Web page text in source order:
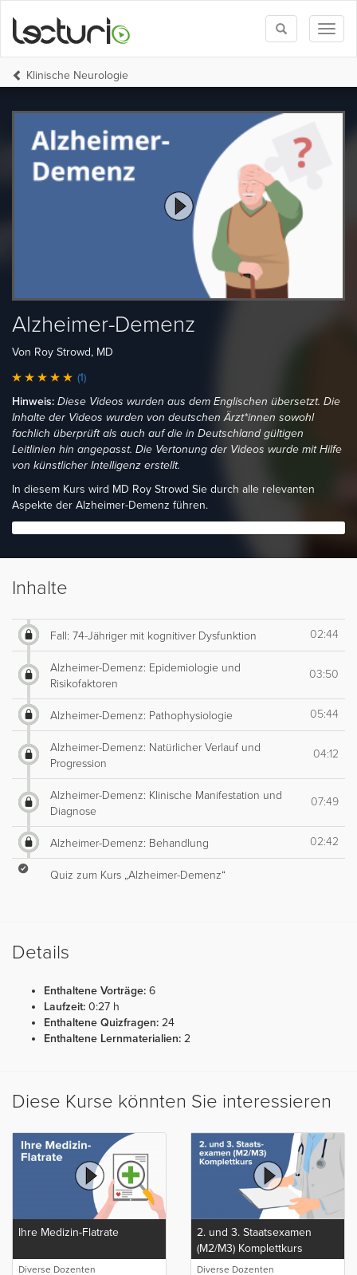
Toggle
search
Klinische Neurologie
Alzheimer-Demenz
Von Roy Strowd, MD
(1)
Hinweis: Diese Videos wurden aus dem Englischen übersetzt. Die
Inhalte der Videos wurden von deutschen Ärzt*innen sowohl
fachlich überprüft als auch auf die in Deutschland gültigen
Leitlinien hin angepasst. Die Vertonung der Videos wurde mit Hilfe
von künstlicher Intelligenz erstellt.
In diesem Kurs wird MD Roy Strowd Sie durch alle relevanten
Aspekte der Alzheimer-Demenz führen.
Inhalte
Fall: 74-Jähriger mit kognitiver Dysfunktion 02:44
Alzheimer-Demenz: Epidemiologie und
Risikofaktoren
03:50
Alzheimer-Demenz: Pathophysiologie 05:44
Alzheimer-Demenz: Natürlicher Verlauf und
Progression
04:12
Alzheimer-Demenz: Klinische Manifestation und
Diagnose
07:49
Alzheimer-Demenz: Behandlung 02:42
Quiz zum Kurs „Alzheimer-Demenz“
Details
Enthaltene Vorträge: 6
Laufzeit: 0:27 h
Enthaltene Quizfragen: 24
Enthaltene Lernmaterialien: 2
Diese Kurse könnten Sie interessieren
Ihre Medizin-Flatrate
Diverse Dozenten
2. und 3. Staatsexamen
(M2/M3) Komplettkurs
Diverse Dozenten